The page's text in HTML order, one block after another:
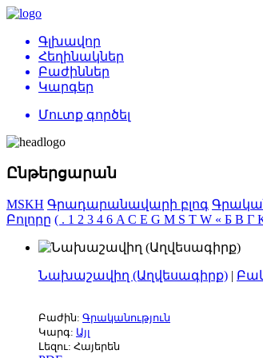
Գլխավոր
Հեղինակներ
Բաժիններ
Կարգեր
Մուտք գործել
Ընթերցարան
MSKH Գրադարանավարի բլոգ
Բոլորը ( . 1 2 3 4 6 AC E G M S T W « Б В Г
Նախաշավիղ (Աղվեսագիրք) |
Բաժին: Գրականություն
Կարգ: Այլ
Լեզու: Հայերեն